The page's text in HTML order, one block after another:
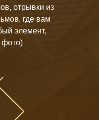
отрывки из
где вам
элемент,
фото)